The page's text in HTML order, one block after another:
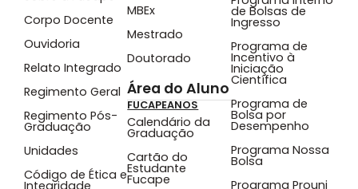
Corpo Docente
Ouvidoria
Relato Integrado
Regimento Geral
Regimento Pós-
Graduação
Unidades
Código de Ética e
MBEx
Mestrado
Doutorado
Área do Aluno
FUCAPEANOS
Calendário da
Graduação
Cartão do
Estudante
Fucape
de Bolsas de
Ingresso
Programa de
Incentivo à
Iniciação
Científica
Programa de
Bolsa por
Desempenho
Programa Nossa
Bolsa
Programa Prouni